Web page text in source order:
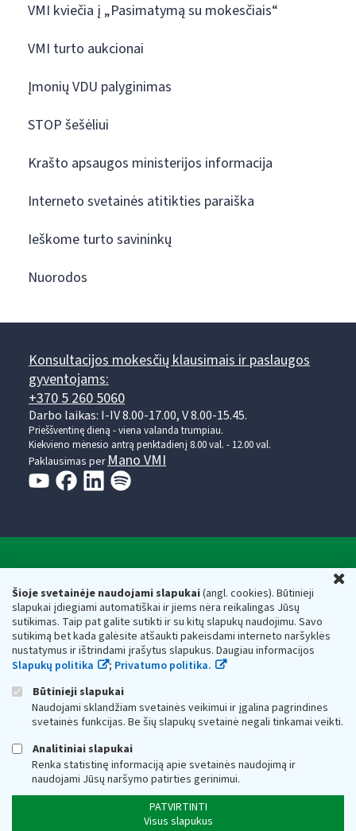
Šioje svetainėje naudojami slapukai(angl. cookies). Būtinieji
slapukai įdiegiami automatiškai ir jiems nėra reikalingas Jūsų
sutikimas. Taip pat galite sutikti ir su kitų slapukų naudojimu. Savo
sutikimą bet kada galėsite atšaukti pakeisdami interneto naršyklės
nustatymus ir ištrindami įrašytus slapukus. Daugiau informacijos
Slapukų politika
; Privatumo politika.
Būtinieji slapukai
Naudojami sklandžiam svetainės veikimui ir įgalina pagrindines
svetainės funkcijas. Be šių slapukų svetainė negali tinkamai veikti.
Analitiniai slapukai
Renka statistinę informaciją apie svetainės naudojimą ir
naudojami Jūsų naršymo patirties gerinimui.
PATVIRTINTI
Visus slapukus
VMI kviečia į „Pasimatymą su mokesčiais“
VMI turto aukcionai
Įmonių VDU palyginimas
STOP šešėliui
Krašto apsaugos ministerijos informacija
Interneto svetainės atitikties paraiška
Ieškome turto savininkų
Nuorodos
Konsultacijos mokesčių klausimais ir paslaugos
gyventojams:
+370 5 260 5060
Darbo laikas: I-IV 8.00-17.00, V 8.00-15.45.
Prieššventinę dieną - viena valanda trumpiau.
Kiekvieno mėnesio antrą penktadienį 8.00 val. - 12.00 val.
Paklausimas perMano VMI
Valstybinė mokesčių inspekcija prie Lietuvos
Respublikos finansų ministerijos
Biudžetinė įstaiga. Juridinio asmens kodas — 188659752,
adresas: Vasario 16-osios g. 14, 01107 Vilnius, Lietuva, el.paštas:
vmi@vmi.lt , E. pristatymo dėžutės adresas 188659752
Duomenys apie Valstybinę mokesčių inspekciją prie Lietuvos
Respublikos finansų ministerijos kaupiami ir saugomi Juridinių